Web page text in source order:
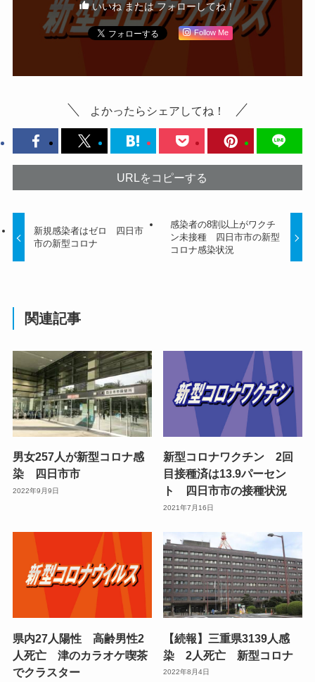
いいね または フォローしてね！
Follow Me
よかったらシェアしてね！
URLをコピーする
新規感染者はゼロ 四日市
市の新型コロナ
感染者の8割以上がワクチ
ン未接種 四日市市の新型
コロナ感染状況
関連記事
男女257人が新型コロナ感
染 四日市市
2022年9月9日
新型コロナワクチン 2回
目接種済は13.9パーセン
ト 四日市市の接種状況
2021年7月16日
県内27人陽性 高齢男性2
人死亡 津のカラオケ喫茶
でクラスター
【続報】三重県3139人感
染 2人死亡 新型コロナ
2022年8月4日